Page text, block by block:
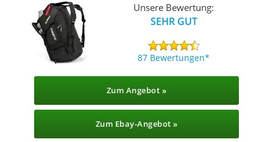
Unsere Bewertung:
SEHR GUT
87 Bewertungen
Zum Angebot »
Zum Ebay-Angebot »